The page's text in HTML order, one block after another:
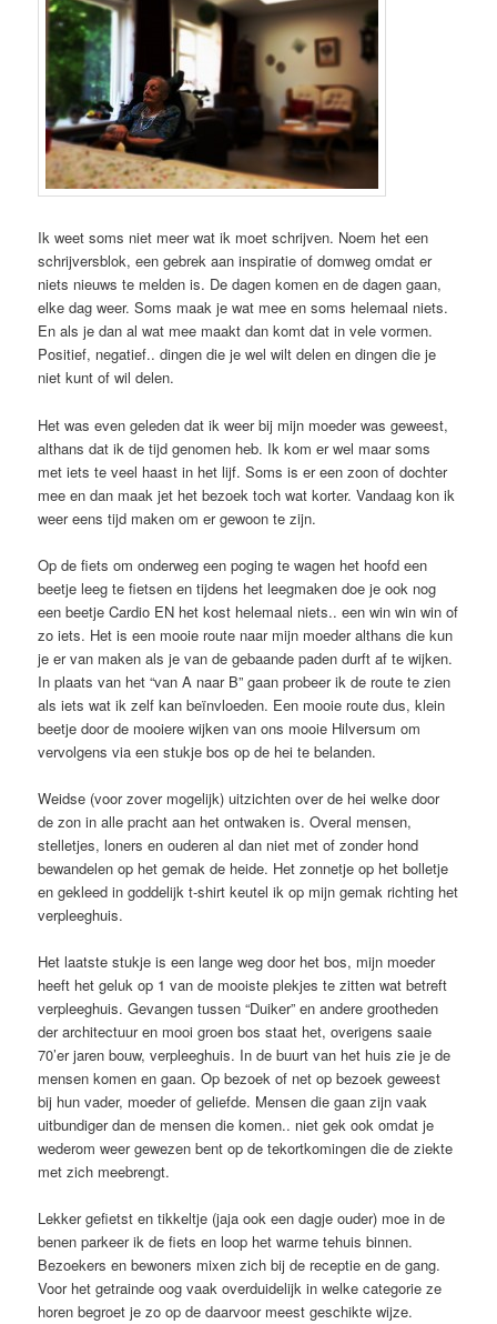
Ik weet soms niet meer wat ik moet schrijven. Noem het een
schrijversblok, een gebrek aan inspiratie of domweg omdat er
niets nieuws te melden is. De dagen komen en de dagen gaan,
elke dag weer. Soms maak je wat mee en soms helemaal niets.
En als je dan al wat mee maakt dan komt dat in vele vormen.
Positief, negatief.. dingen die je wel wilt delen en dingen die je
niet kunt of wil delen.
Het was even geleden dat ik weer bij mijn moeder was geweest,
althans dat ik de tijd genomen heb. Ik kom er wel maar soms
met iets te veel haast in het lijf. Soms is er een zoon of dochter
mee en dan maak jet het bezoek toch wat korter. Vandaag kon ik
weer eens tijd maken om er gewoon te zijn.
Op de fiets om onderweg een poging te wagen het hoofd een
beetje leeg te fietsen en tijdens het leegmaken doe je ook nog
een beetje Cardio EN het kost helemaal niets.. een win win win of
zo iets. Het is een mooie route naar mijn moeder althans die kun
je er van maken als je van de gebaande paden durft af te wijken.
In plaats van het “van A naar B” gaan probeer ik de route te zien
als iets wat ik zelf kan beïnvloeden. Een mooie route dus, klein
beetje door de mooiere wijken van ons mooie Hilversum om
vervolgens via een stukje bos op de hei te belanden.
Weidse (voor zover mogelijk) uitzichten over de hei welke door
de zon in alle pracht aan het ontwaken is. Overal mensen,
stelletjes, loners en ouderen al dan niet met of zonder hond
bewandelen op het gemak de heide. Het zonnetje op het bolletje
en gekleed in goddelijk t-shirt keutel ik op mijn gemak richting het
verpleeghuis.
Het laatste stukje is een lange weg door het bos, mijn moeder
heeft het geluk op 1 van de mooiste plekjes te zitten wat betreft
verpleeghuis. Gevangen tussen “Duiker” en andere grootheden
der architectuur en mooi groen bos staat het, overigens saaie
70’er jaren bouw, verpleeghuis. In de buurt van het huis zie je de
mensen komen en gaan. Op bezoek of net op bezoek geweest
bij hun vader, moeder of geliefde. Mensen die gaan zijn vaak
uitbundiger dan de mensen die komen.. niet gek ook omdat je
wederom weer gewezen bent op de tekortkomingen die de ziekte
met zich meebrengt.
Lekker gefietst en tikkeltje (jaja ook een dagje ouder) moe in de
benen parkeer ik de fiets en loop het warme tehuis binnen.
Bezoekers en bewoners mixen zich bij de receptie en de gang.
Voor het getrainde oog vaak overduidelijk in welke categorie ze
horen begroet je zo op de daarvoor meest geschikte wijze.